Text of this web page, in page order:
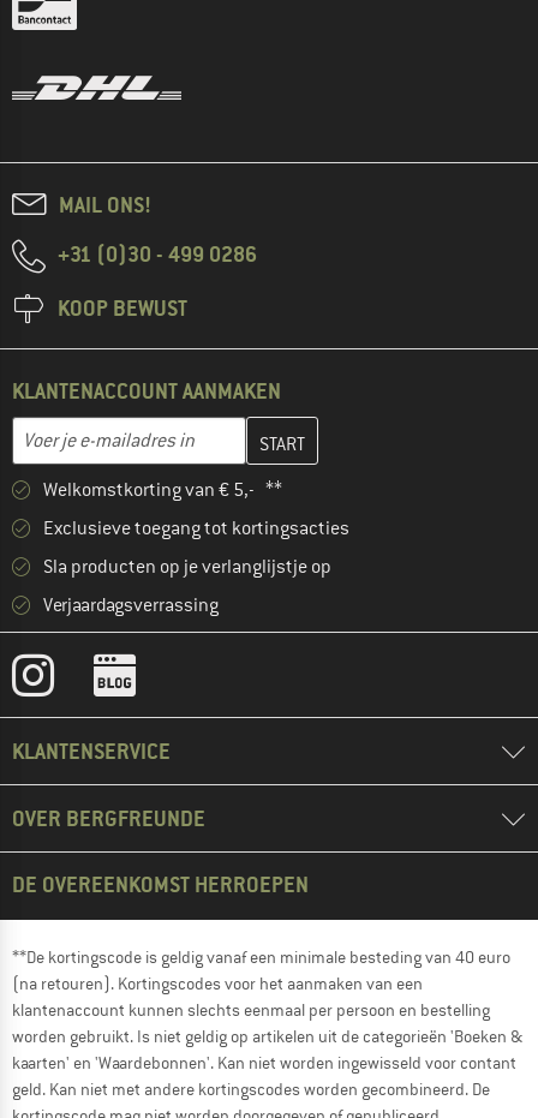
MAIL ONS!
+31 (0)30 - 499 0286
KOOP BEWUST
KLANTENACCOUNT AANMAKEN
E-mailadres
Vul je e-mailadres hier in en maak in de volgende stap je
Welkomstkorting van € 5,- **
Exclusieve toegang tot kortingsacties
Sla producten op je verlanglijstje op
Verjaardagsverrassing
KLANTENSERVICE
OVER BERGFREUNDE
DE OVEREENKOMST HERROEPEN
**De kortingscode is geldig vanaf een minimale besteding van 40 euro
(na retouren). Kortingscodes voor het aanmaken van een
klantenaccount kunnen slechts eenmaal per persoon en bestelling
worden gebruikt. Is niet geldig op artikelen uit de categorieën 'Boeken &
kaarten' en 'Waardebonnen'. Kan niet worden ingewisseld voor contant
geld. Kan niet met andere kortingscodes worden gecombineerd. De